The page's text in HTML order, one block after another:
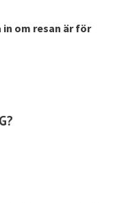
in om resan är för